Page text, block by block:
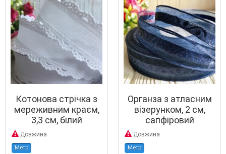
Котонова стрічка з
мереживним краєм,
3,3 см, білий
Довжина
Метр
Органза з атласним
візерунком, 2 см,
сапфіровий
Довжина
Метр